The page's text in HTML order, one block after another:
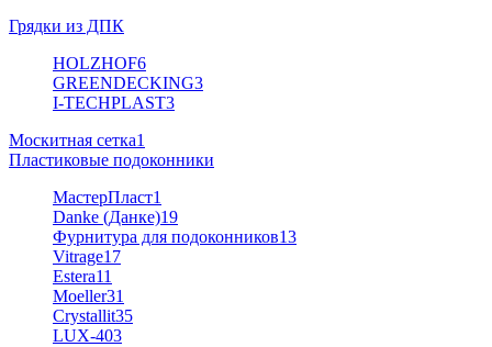
Грядки из ДПК
HOLZHOF6
GREENDECKING3
I-TECHPLAST3
Москитная сетка1
Пластиковые подоконники
МастерПласт1
Danke (Данке)19
Фурнитура для подоконников13
Vitrage17
Estera11
Moeller31
Crystallit35
LUX-403